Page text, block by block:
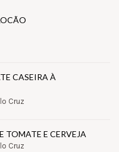
CASEIRA À
Cruz
TOMATE E CERVEJA
Cruz